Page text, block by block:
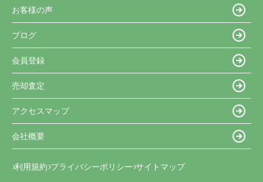
お客様の声
ブログ
会員登録
売却査定
アクセスマップ
会社概要
利用規約 プライバシーポリシー サイトマップ